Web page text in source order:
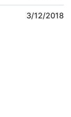
3/12/2018